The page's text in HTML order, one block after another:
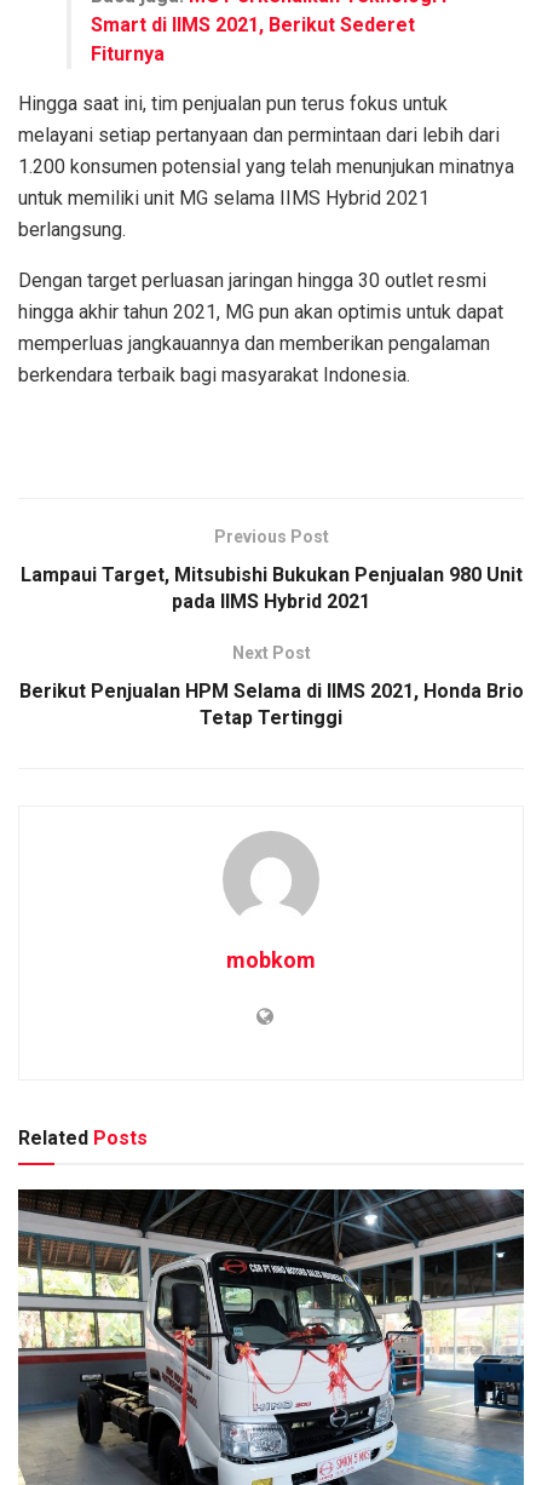
Smart di IIMS 2021, Berikut Sederet
Fiturnya
Hingga saat ini, tim penjualan pun terus fokus untuk
melayani setiap pertanyaan dan permintaan dari lebih dari
1.200 konsumen potensial yang telah menunjukan minatnya
untuk memiliki unit MG selama IIMS Hybrid 2021
berlangsung.
Dengan target perluasan jaringan hingga 30 outlet resmi
hingga akhir tahun 2021, MG pun akan optimis untuk dapat
memperluas jangkauannya dan memberikan pengalaman
berkendara terbaik bagi masyarakat Indonesia.
Previous Post
Lampaui Target, Mitsubishi Bukukan Penjualan 980 Unit
pada IIMS Hybrid 2021
Next Post
Berikut Penjualan HPM Selama di IIMS 2021, Honda Brio
Tetap Tertinggi
mobkom
Related Posts